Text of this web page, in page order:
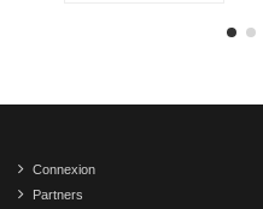
Connexion
Partners